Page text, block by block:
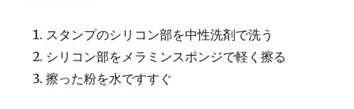
スタンプのシリコン部を中性洗剤で洗う
シリコン部をメラミンスポンジで軽く擦る
擦った粉を水ですすぐ